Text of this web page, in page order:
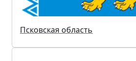
Псковская область